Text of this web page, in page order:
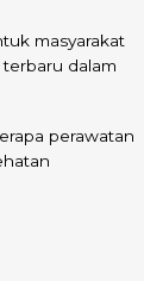
masyarakat
dalam
perawatan